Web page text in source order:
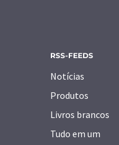
RSS-FEEDS
Notícias
Produtos
Livros brancos
Tudo em um